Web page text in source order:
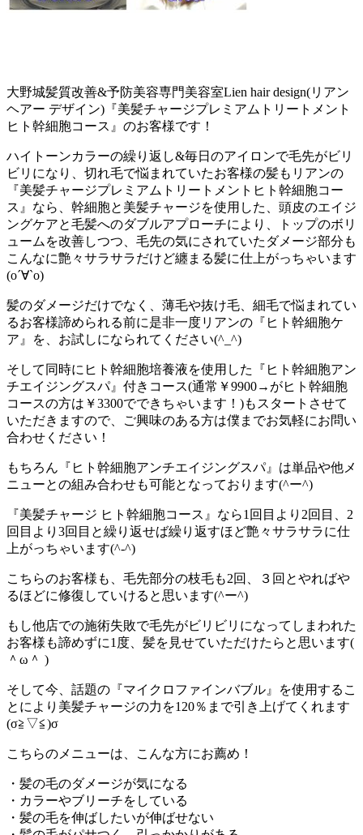
大野城髪質改善&予防美容専門美容室Lien hair design(リアン
ヘアー デザイン)『美髪チャージプレミアムトリートメント
ヒト幹細胞コース』のお客様です！
ハイトーンカラーの繰り返し&毎日のアイロンで毛先がビリ
ビリになり、切れ毛で悩まれていたお客様の髪もリアンの
『美髪チャージプレミアムトリートメントヒト幹細胞コー
ス』なら、幹細胞と美髪チャージを使用した、頭皮のエイジ
ングケアと毛髪へのダブルアプローチにより、トップのボリ
ュームを改善しつつ、毛先の気にされていたダメージ部分も
こんなに艶々サラサラだけど纏まる髪に仕上がっちゃいます
(о´∀`о)
髪のダメージだけでなく、薄毛や抜け毛、細毛で悩まれてい
るお客様諦められる前に是非一度リアンの『ヒト幹細胞ケ
ア』を、お試しになられてください(^_^)
そして同時にヒト幹細胞培養液を使用した『ヒト幹細胞アン
チエイジングスパ』付きコース(通常￥9900→がヒト幹細胞
コースの方は￥3300でできちゃいます！)もスタートさせて
いただきますので、ご興味のある方は僕までお気軽にお問い
合わせください！
もちろん『ヒト幹細胞アンチエイジングスパ』は単品や他メ
ニューとの組み合わせも可能となっております(^ー^)
『美髪チャージ ヒト幹細胞コース』なら1回目より2回目、2
回目より3回目と繰り返せば繰り返すほど艶々サラサラに仕
上がっちゃいます(^-^)
こちらのお客様も、毛先部分の枝毛も2回、３回とやればや
るほどに修復していけると思います(^ー^)
もし他店での施術失敗で毛先がビリビリになってしまわれた
お客様も諦めずに1度、髪を見せていただけたらと思います(
＾ω＾ )
そして今、話題の『マイクロファインバブル』を使用するこ
とにより美髪チャージの力を120％まで引き上げてくれます
(σ≧▽≦)σ
こちらのメニューは、こんな方にお薦め！
・髪の毛のダメージが気になる
・カラーやブリーチをしている
・髪の毛を伸ばしたいが伸ばせない